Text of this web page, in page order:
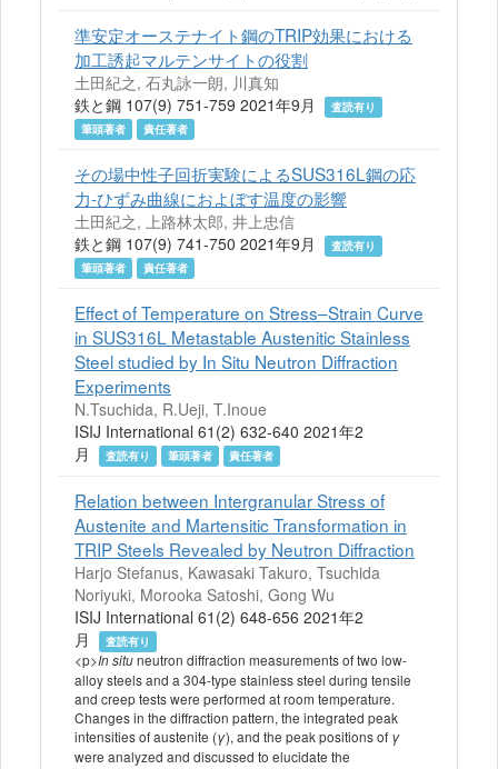
準安定オーステナイト鋼のTRIP効果における
加工誘起マルテンサイトの役割
土田紀之, 石丸詠一朗, 川真知
鉄と鋼 107(9) 751-759 2021年9月
査読有り
筆頭著者
責任著者
その場中性子回折実験によるSUS316L鋼の応
力-ひずみ曲線におよぼす温度の影響
土田紀之, 上路林太郎, 井上忠信
鉄と鋼 107(9) 741-750 2021年9月
査読有り
筆頭著者
責任著者
Effect of Temperature on Stress–Strain Curve
in SUS316L Metastable Austenitic Stainless
Steel studied by In Situ Neutron Diffraction
Experiments
N.Tsuchida, R.Ueji, T.Inoue
ISIJ International 61(2) 632-640 2021年2
月
査読有り 筆頭著者 責任著者
Relation between Intergranular Stress of
Austenite and Martensitic Transformation in
TRIP Steels Revealed by Neutron Diffraction
Harjo Stefanus, Kawasaki Takuro, Tsuchida
Noriyuki, Morooka Satoshi, Gong Wu
ISIJ International 61(2) 648-656 2021年2
月
査読有り
<p>In situneutron diffraction measurements of two low-
alloy steels and a 304-type stainless steel during tensile
and creep tests were performed at room temperature.
Changes in the diffraction pattern, the integrated peak
intensities of austenite (γ), and the peak positions of γ
were analyzed and discussed to elucidate the